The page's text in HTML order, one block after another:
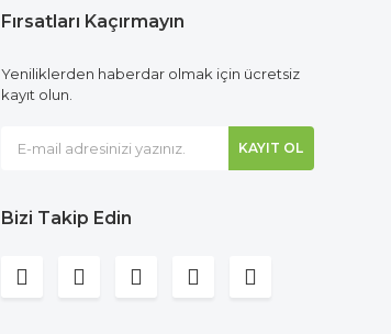
Fırsatları Kaçırmayın
Yeniliklerden haberdar olmak için ücretsiz
kayıt olun.
KAYIT OL
Bizi Takip Edin